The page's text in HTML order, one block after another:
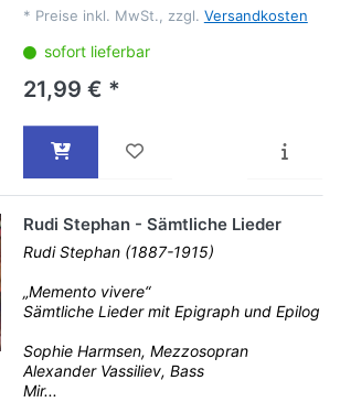
* Preise inkl. MwSt., zzgl. Versandkosten
sofort lieferbar
21,99 € *
Rudi Stephan - Sämtliche Lieder
Rudi Stephan (1887-1915)
„Memento vivere“
Sämtliche Lieder mit Epigraph und Epilog
Sophie Harmsen, Mezzosopran
Alexander Vassiliev, Bass
Mir...